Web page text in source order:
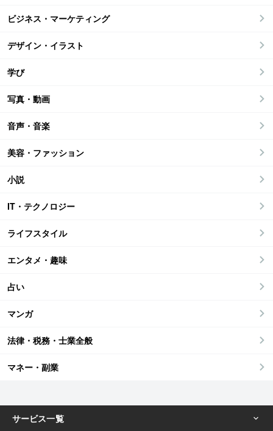
ビジネス・マーケティング
デザイン・イラスト
学び
写真・動画
音声・音楽
美容・ファッション
小説
IT・テクノロジー
ライフスタイル
エンタメ・趣味
占い
マンガ
法律・税務・士業全般
マネー・副業